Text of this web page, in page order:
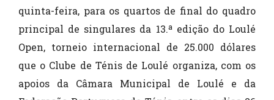
quinta-feira, para os quartos de final do quadro
principal de singulares da 13.ª edição do Loulé
Open, torneio internacional de 25.000 dólares
que o Clube de Ténis de Loulé organiza, com os
apoios da Câmara Municipal de Loulé e da